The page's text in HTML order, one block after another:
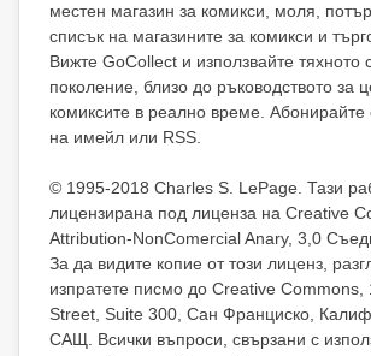
местен магазин за комикси, моля,
списък на магазините за комикси и
Вижте GoCollect и използвайте тяхното
поколение, близо до ръководството за
комиксите в реално време.
на имейл или RSS.
© 1995-2018 Charles S. LePage. Тази
лицензирана под лиценза на Creative
Attribution-NonComercial Anary, 3,0
За да видите копие от този лиценз,
изпратете писмо до Creative Commons,
Street, Suite 300, Сан Франциско,
САЩ. Всички въпроси, свързани с